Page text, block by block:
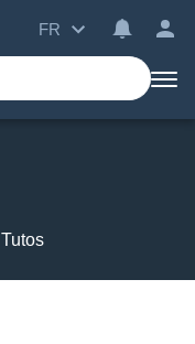
FR
Tutos